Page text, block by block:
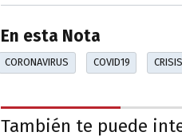
En esta Nota
CORONAVIRUS COVID19 CRISIS
También te puede